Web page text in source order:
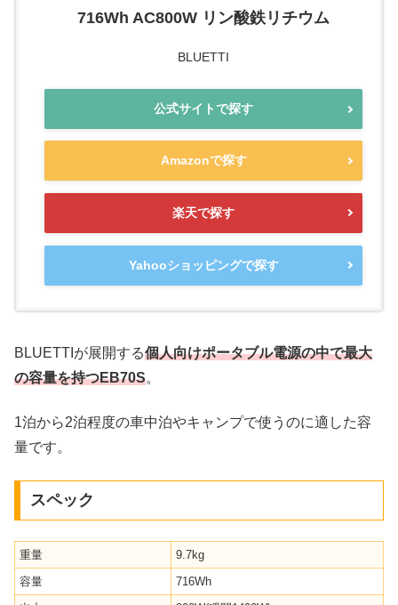
716Wh AC800W リン酸鉄リチウム
BLUETTI
公式サイトで探す
Amazonで探す
楽天で探す
Yahooショッピングで探す
BLUETTIが展開する個人向けポータブル電源の中で最大
の容量を持つEB70S。
1泊から2泊程度の車中泊やキャンプで使うのに適した容
量です。
スペック
重量
9.7kg
容量
716Wh